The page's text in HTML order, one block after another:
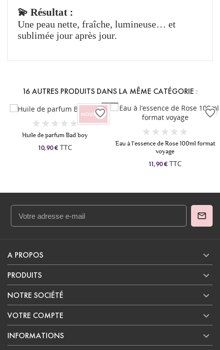
💫 Résultat :
Une peau nette, fraîche, lumineuse… et
sublimée jour après jour.
16 AUTRES PRODUITS DANS LA MÊME CATÉGORIE :
Eau à l’essence de Rose 100ml format
voyage
favorite_border NOUVEAU
Huile de parfum khamrae - homme
10,90 €TTC
favorite_border
A PROPOS 
PRODUITS 
NOTRE SOCIÉTÉ 
VOTRE COMPTE 
INFORMATIONS 